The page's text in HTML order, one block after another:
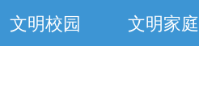
文明校园
文明家庭